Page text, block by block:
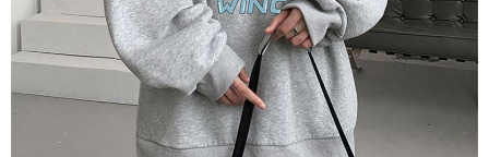
1. Perkhidmatan ini disediakan oleh Taiwan Mobile, pengguna telefon
mudah alih boleh segera menggunakan tanpa perlu memohon lagi.
(Hanya untuk nombor langganan peribadi, tidak terbuka untuk syarikat
dan kad prabayar)
2. Pilihan kaedah pembayaran "Pembayaran Ansuran Gogo", selepas
pesanan ditubuhkan, akan secara automatik dialihkan ke proses
transaksi Gogo, selepas pengesahan nombor telefon, pilih bilangan
ansuran yang diingini, tarikh akhir pembayaran, dan setelah
Sila hubungi NP Taiwan Inc. dics_tw@netprotections.co.jpjika anda
mempunyai sebarang kebimbangan mengenai pemprosesan dan
penggunaan pada data peribadi. Jika anda tidak bersetuju dengan data
peribadi yang disenaraikan seperti di atas akan dikumpul dan digunakan
oleh AFTEE, sila jangan gunakan perkhidmatan ini.